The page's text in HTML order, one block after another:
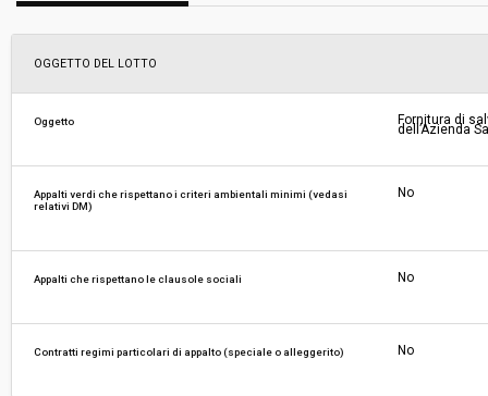
Importo a base di gara soggetto a
Costi di sicurezza non soggetti a
OGGETTO DEL LOTTO
Oggetto Fornitura di
dell’Azienda
Appalti verdi che rispettano i criteri ambientali minimi (vedasi
relativi DM)
No
Appalti che rispettano le clausole sociali No
Contratti regimi particolari di appalto (speciale o alleggerito) No